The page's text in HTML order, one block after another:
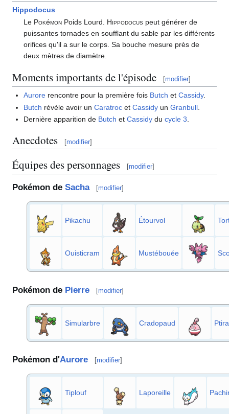
Hippodocus
Le Pokémon Poids Lourd. Hippodocus peut générer de
puissantes tornades en soufflant du sable par les différents
orifices qu'il a sur le corps. Sa bouche mesure près de
deux mètres de diamètre.
Moments importants de l'épisode [modifier]
Aurore rencontre pour la première fois Butch etCassidy.
Butch révèle avoir unCaratroc etCassidy unGranbull
Dernière apparition de Butch etCassidy ducycle 3
Anecdotes [modifier]
Équipes des personnages [modifier]
Pokémon de Sacha [modifier]
Pikachu Étourvol
Ouisticram Mustébouée
Pokémon de Pierre [modifier]
Simularbre Cradopaud
Pokémon d'Aurore [modifier]
Tiplouf Laporeille